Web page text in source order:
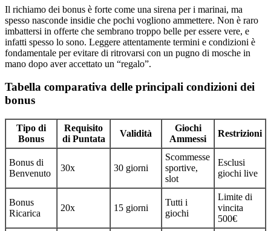
Il richiamo dei bonus è forte come una sirena per i marinai, ma
spesso nasconde insidie che pochi vogliono ammettere. Non è raro
imbattersi in offerte che sembrano troppo belle per essere vere, e
infatti spesso lo sono. Leggere attentamente termini e condizioni è
fondamentale per evitare di ritrovarsi con un pugno di mosche in
mano dopo aver accettato un “regalo”.
Tabella comparativa delle principali condizioni dei
bonus
Tipo di
Bonus
Requisito
di Puntata
Validità
Giochi
Ammessi
Restrizioni
Bonus di
Benvenuto
30x 30 giorni
Scommesse
sportive,
slot
Esclusi
giochi live
Bonus
Ricarica
20x 15 giorni
Tutti i
giochi
Limite di
vincita
500€